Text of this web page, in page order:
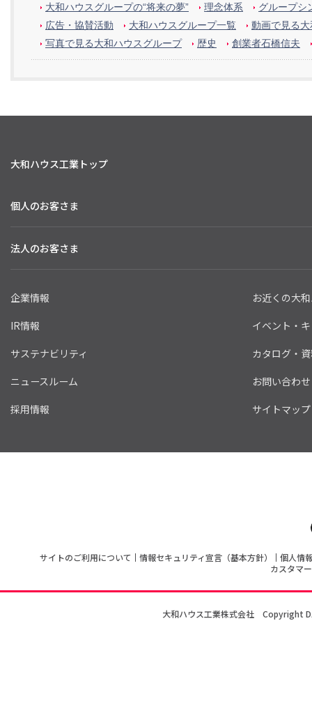
大和ハウスグループの“将来の夢”
理念体系
グループシ
広告・協賛活動
大和ハウスグループ一覧
動画で見る
写真で見る大和ハウスグループ
歴史 創業者石橋信夫
大和ハウス工業トップ
個人のお客さま
法人のお客さま
企業情報
IR情報
サステナビリティ
ニュースルーム
採用情報
お近くの大
イベント・
カタログ・
お問い合わせ
サイトマップ
サイトのご利用について 情報セキュリティ宣言（基本方針）
個人情
カスタマ
大和ハウス工業株式会社 Copyright